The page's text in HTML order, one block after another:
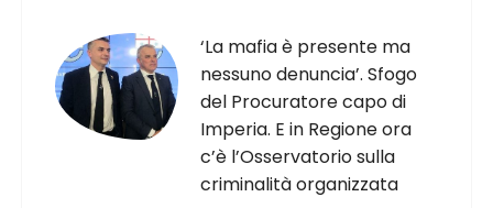
‘La mafia è presente ma
nessuno denuncia’. Sfogo
del Procuratore capo di
Imperia. E in Regione ora
c’è l’Osservatorio sulla
criminalità organizzata